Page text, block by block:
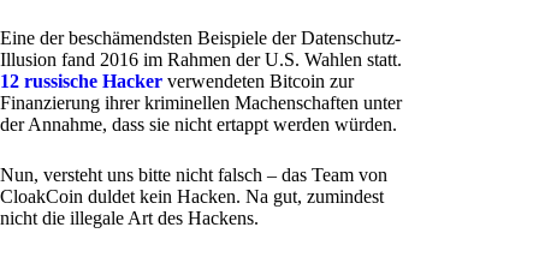
Eine der beschämendsten Beispiele der Datenschutz-
Illusion fand 2016 im Rahmen der U.S. Wahlen statt.
12 russische Hacker verwendeten Bitcoin zur
Finanzierung ihrer kriminellen Machenschaften unter
der Annahme, dass sie nicht ertappt werden würden.
Nun, versteht uns bitte nicht falsch – das Team von
CloakCoin duldet kein Hacken. Na gut, zumindest
nicht die illegale Art des Hackens.